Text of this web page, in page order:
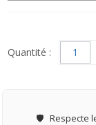
Quantité :
🛡️ Respecte